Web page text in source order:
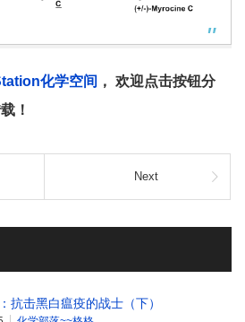
化学空间
， 欢迎点击按钮分
！
Next
抗击黑白瘟疫的战士（下）